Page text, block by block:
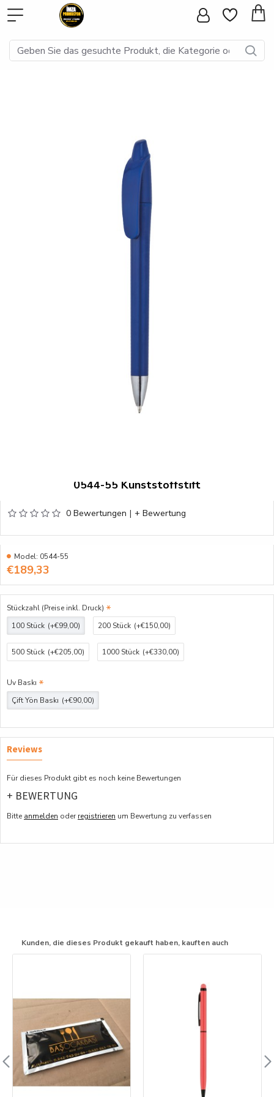
0544-55 Kunststoffstift
0 Bewertungen | + Bewertung
€189,33
Model: 0544-55
Stückzahl (Preise inkl. Druck)
100 Stück (+€99,00) 200 Stück (+€150,00)
500 Stück (+€205,00) 1000 Stück (+€330,00)
Uv Baskı
Çift Yön Baskı (+€90,00)
Reviews
Für dieses Produkt gibt es noch keine Bewertungen
+ BEWERTUNG
Bitte anmelden oderregistrieren um Bewertung zu verfassen
Kunden, die dieses Produkt gekauft haben, kauften auch